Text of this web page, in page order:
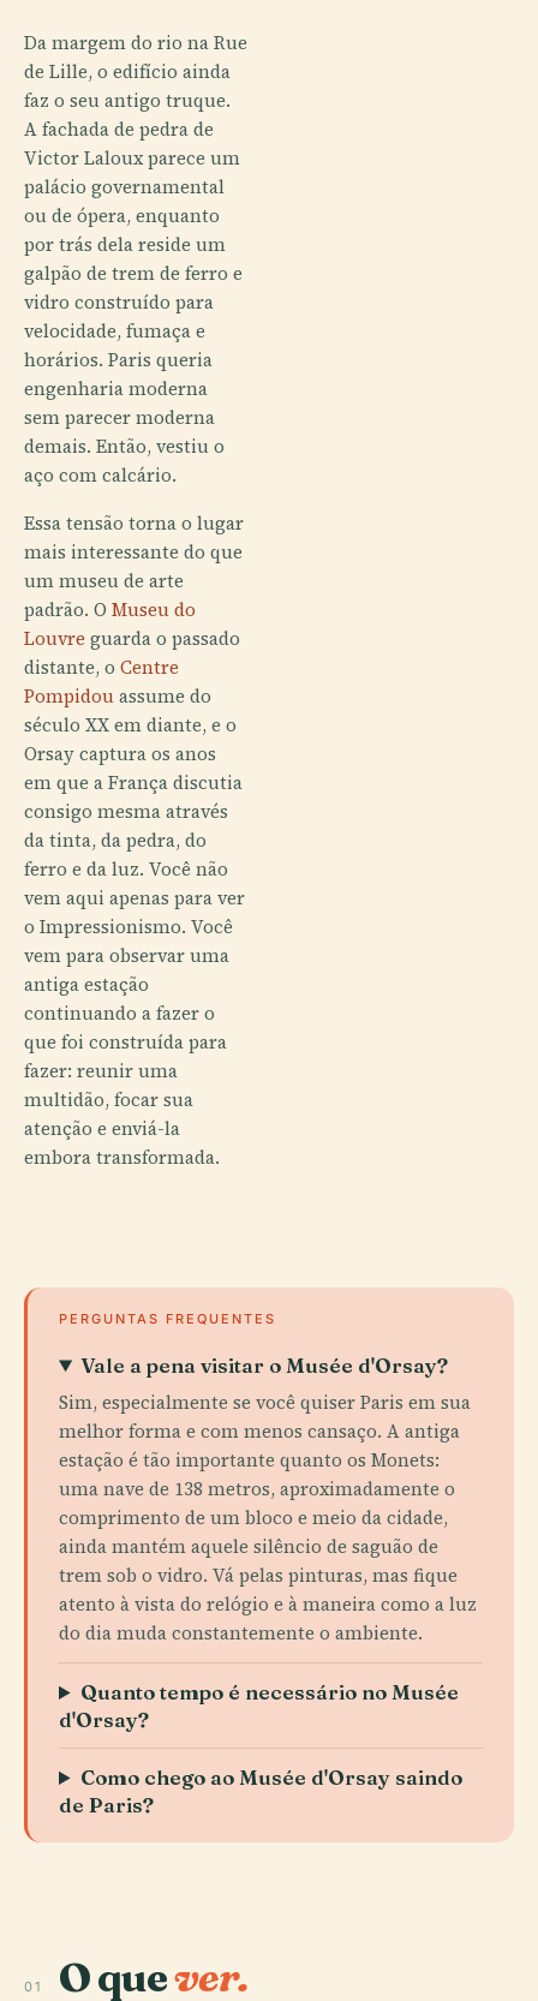
Da margem do rio na Rue
de Lille, o edifício ainda
faz o seu antigo truque.
A fachada de pedra de
Victor Laloux parece um
palácio governamental
ou de ópera, enquanto
por trás dela reside um
galpão de trem de ferro e
vidro construído para
velocidade, fumaça e
horários. Paris queria
engenharia moderna
sem parecer moderna
demais. Então, vestiu o
aço com calcário.
Essa tensão torna o lugar
mais interessante do que
um museu de arte
padrão. O Museu do
Louvre guarda o passado
distante, o Centre
Pompidouassume do
século XX em diante, e o
Orsay captura os anos
em que a França discutia
consigo mesma através
da tinta, da pedra, do
ferro e da luz. Você não
vem aqui apenas para ver
o Impressionismo. Você
vem para observar uma
antiga estação
continuando a fazer o
que foi construída para
fazer: reunir uma
multidão, focar sua
atenção e enviá-la
embora transformada.
PERGUNTAS FREQUENTES
Vale a pena visitar o Musée d'Orsay?
Sim, especialmente se você quiser Paris em sua
melhor forma e com menos cansaço. A antiga
estação é tão importante quanto os Monets:
uma nave de 138 metros, aproximadamente o
comprimento de um bloco e meio da cidade,
ainda mantém aquele silêncio de saguão de
trem sob o vidro. Vá pelas pinturas, mas fique
atento à vista do relógio e à maneira como a luz
do dia muda constantemente o ambiente.
Quanto tempo é necessário no Musée
d'Orsay?
Como chego ao Musée d'Orsay saindo
de Paris?
01 O quever.